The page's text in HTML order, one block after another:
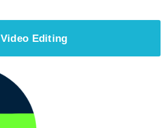
Editing